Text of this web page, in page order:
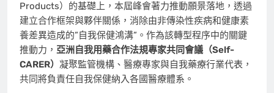
Products）的基礎上，本屆峰會著力推動願景落地，透過
建立合作框架與夥伴關係，消除由非傳染性疾病和健康素
養差異造成的”自我保健鴻溝”。作為該轉型程序中的關鍵
推動力， 亞洲自我用藥合作法規專家共同會議（Self-
CARER） 凝聚監管機構、醫療專家與自我藥療行業代表，
共同將負責任自我保健納入各國醫療體系。